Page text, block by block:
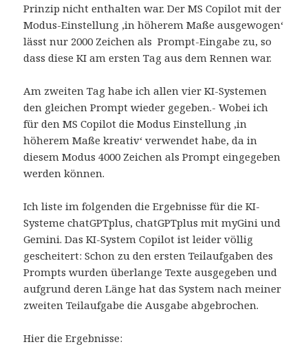
Prinzip nicht enthalten war. Der MS Copilot mit der
Modus-Einstellung ‚in höherem Maße ausgewogen‘
lässt nur 2000 Zeichen als Prompt-Eingabe zu, so
dass diese KI am ersten Tag aus dem Rennen war.
Am zweiten Tag habe ich allen vier KI-Systemen
den gleichen Prompt wieder gegeben.- Wobei ich
für den MS Copilot die Modus Einstellung ‚in
höherem Maße kreativ‘ verwendet habe, da in
diesem Modus 4000 Zeichen als Prompt eingegeben
werden können.
Ich liste im folgenden die Ergebnisse für die KI-
Systeme chatGPTplus, chatGPTplus mit myGini und
Gemini. Das KI-System Copilot ist leider völlig
gescheitert: Schon zu den ersten Teilaufgaben des
Prompts wurden überlange Texte ausgegeben und
aufgrund deren Länge hat das System nach meiner
zweiten Teilaufgabe die Ausgabe abgebrochen.
Hier die Ergebnisse: